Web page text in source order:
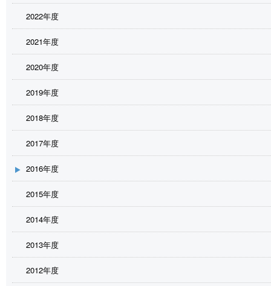
2022年度
2021年度
2020年度
2019年度
2018年度
2017年度
2016年度
2015年度
2014年度
2013年度
2012年度